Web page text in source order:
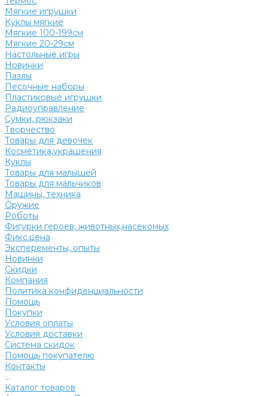
Мягкие игрушки
Куклы мягкие
Мягкие 100-199см
Мягкие 20-29см
Настольные игры
Новинки
Пазлы
Песочные наборы
Пластиковые игрушки
Радиоуправление
Сумки, рюкзаки
Творчество
Товары для девочек
Косметика,украшения
Куклы
Товары для малышей
Товары для мальчиков
Машины, техника
Оружие
Роботы
Фигурки героев, животных,насекомых
Фикс.цена
Эксперементы, опыты
Новинки
Скидки
Компания
Политика конфиденциальности
Помощь
Покупки
Условия оплаты
Условия доставки
Система скидок
Помощь покупателю
Контакты
...
Каталог товаров